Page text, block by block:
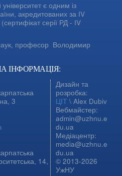
є одним із
акредитованих за IV
серії РД - IV
професор Володимир
ІНФОРМАЦІЯ:
3
14,
Дизайн та
розробка:
ЦІТ \ Alex Dubiv
Вебмайстер:
admin@uzhnu.e
du.ua
Медіацентр:
media@uzhnu.e
du.ua
© 2013-2026
УжНУ